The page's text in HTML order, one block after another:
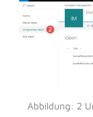
Abbildung: 2